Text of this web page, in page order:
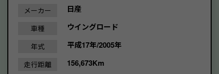
メーカー 日産
車種 ウイングロード
年式 平成17年/2005年
走行距離 156,673Km